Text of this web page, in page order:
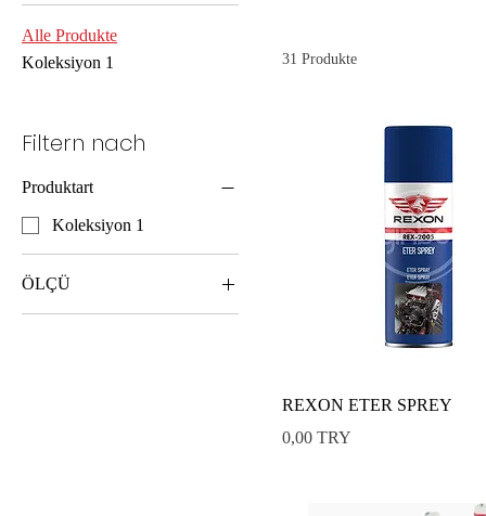
Alle Produkte
Koleksiyon 1
Filtern nach
Produktart
Koleksiyon 1
ÖLÇÜ
31 Produkte
REXON ETER SPREY
Preis
0,00 TRY